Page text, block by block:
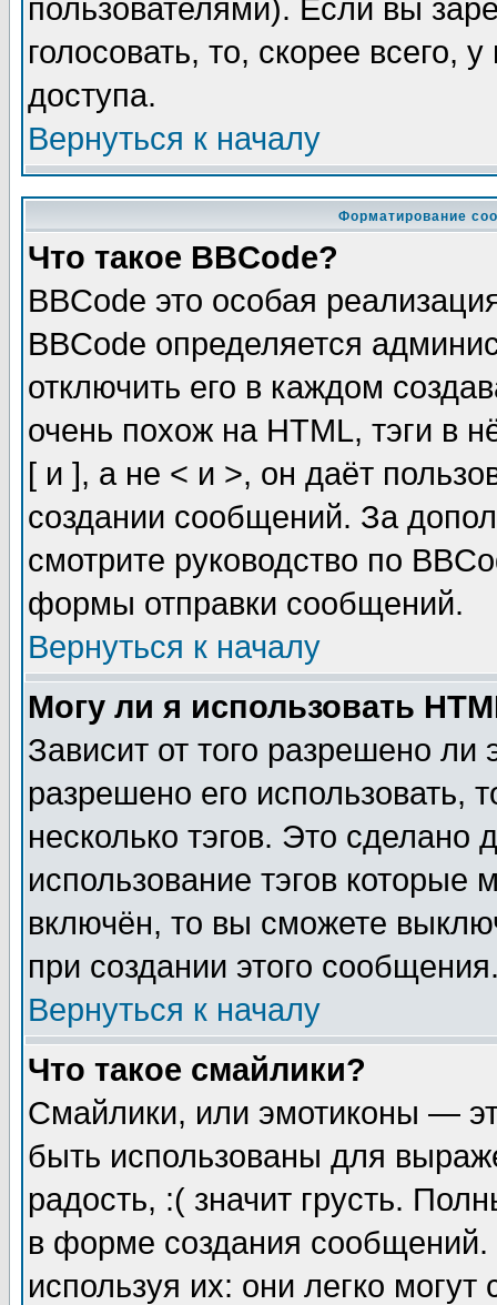
пользователями). Если вы
голосовать, то, скорее всего,
доступа.
Вернуться к началу
Форматирование
Что такое BBCode?
BBCode это особая
BBCode определяется
отключить его в каждом
очень похож на HTML, тэги в
[ и ], а не < и >, он даёт
создании сообщений. За
смотрите руководство по
формы отправки сообщений.
Вернуться к началу
Могу ли я использовать
Зависит от того разрешено
разрешено его использовать,
несколько тэгов. Это сделано
использование тэгов
включён, то вы сможете
при создании этого
Вернуться к началу
Что такое смайлики?
Смайлики, или эмотиконы —
быть использованы для
радость, :( значит грусть.
в форме создания сообщений.
используя их: они легко